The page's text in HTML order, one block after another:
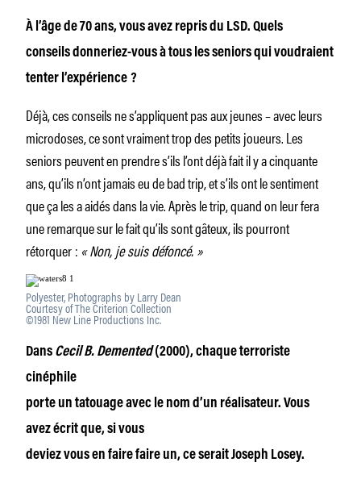
À l’âge de 70 ans, vous avez repris du LSD. Quels
conseils donneriez-vous à tous les seniors qui voudraient
tenter l’expérience ?
Déjà, ces conseils ne s’appliquent pas aux jeunes – avec leurs
microdoses, ce sont vraiment trop des petits joueurs. Les
seniors peuvent en prendre s’ils l’ont déjà fait il y a cinquante
ans, qu’ils n’ont jamais eu de bad trip, et s’ils ont le sentiment
que ça les a aidés dans la vie. Après le trip, quand on leur fera
une remarque sur le fait qu’ils sont gâteux, ils pourront
rétorquer : «Non, je suis défoncé.»
Polyester, Photographs by Larry Dean
Courtesy of The Criterion Collection
©1981 New Line Productions Inc.
Dans Cecil B. Demented(2000), chaque terroriste
cinéphile
porte un tatouage avec le nom d’un réalisateur. Vous
avez écrit que, si vous
deviez vous en faire faire un, ce serait Joseph Losey.